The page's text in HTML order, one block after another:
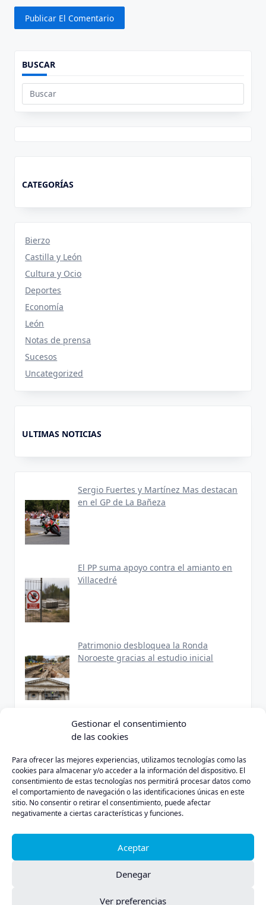
Gestionar el consentimiento
de las cookies
Para ofrecer las mejores experiencias, utilizamos tecnologías como las
cookies para almacenar y/o acceder a la información del dispositivo. El
consentimiento de estas tecnologías nos permitirá procesar datos como
el comportamiento de navegación o las identificaciones únicas en este
sitio. No consentir o retirar el consentimiento, puede afectar
negativamente a ciertas características y funciones.
Aceptar
Denegar
Ver preferencias
BUSCAR
Buscar:
CATEGORÍAS
Bierzo
Castilla y León
Cultura y Ocio
Deportes
Economía
León
Notas de prensa
Sucesos
Uncategorized
ULTIMAS NOTICIAS
Sergio Fuertes y Martínez Mas destacan
en el GP de La Bañeza
El PP suma apoyo contra el amianto en
Villacedré
Patrimonio desbloquea la Ronda
Noroeste gracias al estudio inicial
José Bogas se une a Berkeley Energía
tras dejar Endesa
Zaragoza será sede de la nueva Agencia
Estatal de Salud Pública